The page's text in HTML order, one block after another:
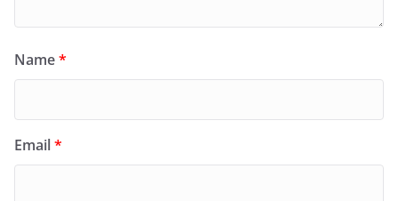
Name*
Email*